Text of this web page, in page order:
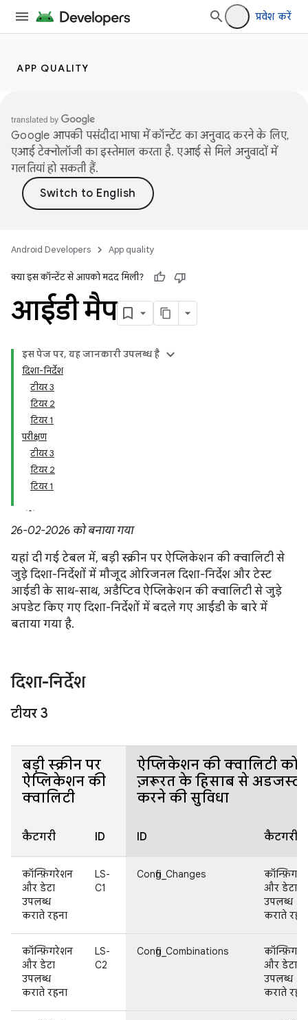
प्रवेश करें
APP QUALITY
Google आपकी पसंदीदा भाषा में कॉन्टेंट का अनुवाद करने के लिए,
एआई टेक्नोलॉजी का इस्तेमाल करता है. एआई से मिले अनुवादों में
गलतियां हो सकती हैं.
Android Developers App quality
क्या इस कॉन्टेंट से आपको मदद मिली?
आईडी मैप
इस पेज पर, यह जानकारी उपलब्ध है
दिशा-निर्देश
टीयर 3
टियर 2
टियर 1
परीक्षण
टीयर 3
टियर 2
टियर 1
26-02-2026 को बनाया गया
यहां दी गई टेबल में, बड़ी स्क्रीन पर ऐप्लिकेशन की क्वालिटी से
जुड़े दिशा-निर्देशों में मौजूद ओरिजनल दिशा-निर्देश और टेस्ट
आईडी के साथ-साथ, अडैप्टिव ऐप्लिकेशन की क्वालिटी से जुड़े
अपडेट किए गए दिशा-निर्देशों में बदले गए आईडी के बारे में
बताया गया है.
दिशा-निर्देश
टीयर 3
बड़ी स्क्रीन पर
ऐप्लिकेशन की
क्वालिटी
ऐप्लिकेशन की क्वालिटी को
ज़रूरत के हिसाब से अडजस्ट
करने की सुविधा
कैटगरी ID ID कैटगरी
कॉन्फ़िगरेशन
और डेटा
उपलब्ध
कराते रहना
LS-
C1
Config_Changes
और डेटा
उपलब्ध
कराते
कॉन्फ़िगरेशन
और डेटा
उपलब्ध
कराते रहना
LS-
C2
Config_Combinations
और डेटा
उपलब्ध
कराते